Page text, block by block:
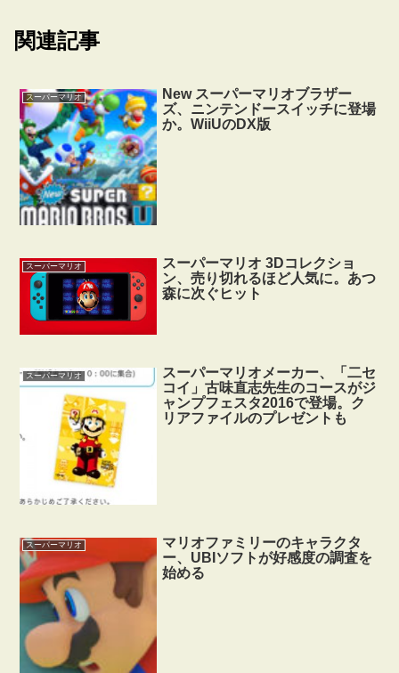
関連記事
スーパーマリオ
New スーパーマリオブラザー
ズ、ニンテンドースイッチに登場
か。WiiUのDX版
スーパーマリオ
スーパーマリオ 3Dコレクショ
ン、売り切れるほど人気に。あつ
森に次ぐヒット
スーパーマリオ
スーパーマリオメーカー、「二セ
コイ」古味直志先生のコースがジ
ャンプフェスタ2016で登場。ク
リアファイルのプレゼントも
スーパーマリオ
マリオファミリーのキャラクタ
ー、UBIソフトが好感度の調査を
始める